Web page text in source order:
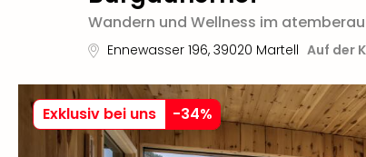
Wandern und Wellness im
Ennewasser 196, 39020 Martell Auf der
Exklusiv bei uns -34%